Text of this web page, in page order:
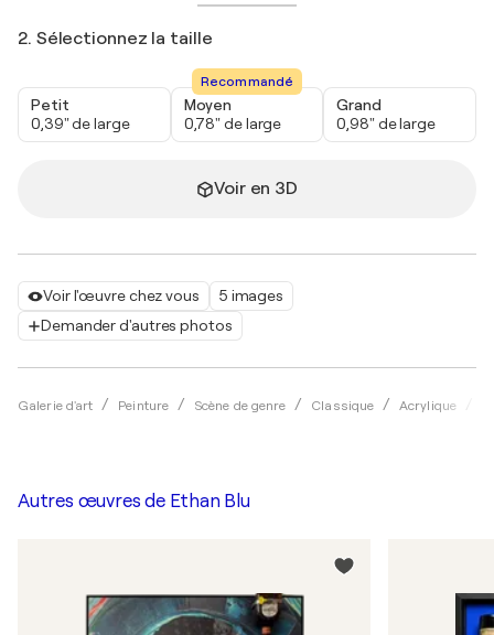
Voir l'œuvre chez vous
5 images
Demander d'autres photos
Galerie d'art Peinture Scène de genre Classique Acrylique
2. Sélectionnez la taille
Petit
0,39" de large
Recommandé
Moyen
0,78" de large
Grand
0,98" de large
Voir en 3D
Autres œuvres de Ethan Blu